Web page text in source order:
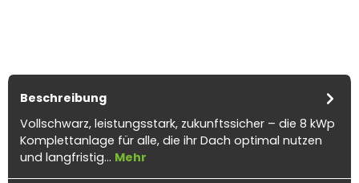
Beschreibung
Vollschwarz, leistungsstark, zukunftssicher – die 8 kWp
Komplettanlage für alle, die ihr Dach optimal nutzen
und langfristig… Mehr